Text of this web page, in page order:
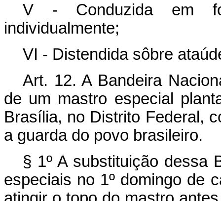
V - Conduzida em
individualmente;
VI - Distendida sôbre
Art. 12. A Bandeira
de um mastro especial
Brasília, no Distrito Federal,
a guarda do povo brasileiro.
§ 1º A substituição dessa
especiais no 1º domingo de